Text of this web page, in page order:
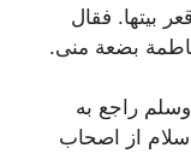
بیتها. فقال
بضعة منی.
وسلم راجع به
از اصحاب